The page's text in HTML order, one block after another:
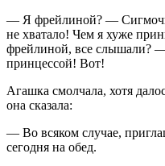
— Я фрейлиной? —
не хватало! Чем я хуже
фрейлиной, все слышали?
принцессой! Вот!
Агашка смолчала, хотя
она сказала:
— Во всяком случае,
сегодня на обед.